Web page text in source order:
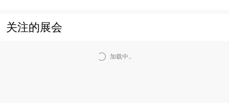
关注的展会
加载中..